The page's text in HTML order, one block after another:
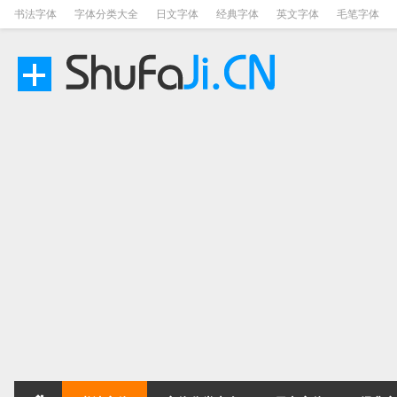
书法字体 字体分类大全 日文字体 经典字体 英文字体 毛笔字体